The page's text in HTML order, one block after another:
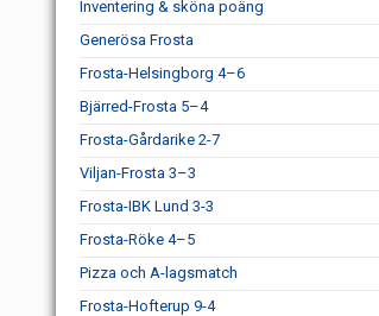
Inventering & sköna poäng
Generösa Frosta
Frosta-Helsingborg 4–6
Bjärred-Frosta 5–4
Frosta-Gårdarike 2-7
Viljan-Frosta 3–3
Frosta-IBK Lund 3-3
Frosta-Röke 4–5
Pizza och A-lagsmatch
Frosta-Hofterup 9-4